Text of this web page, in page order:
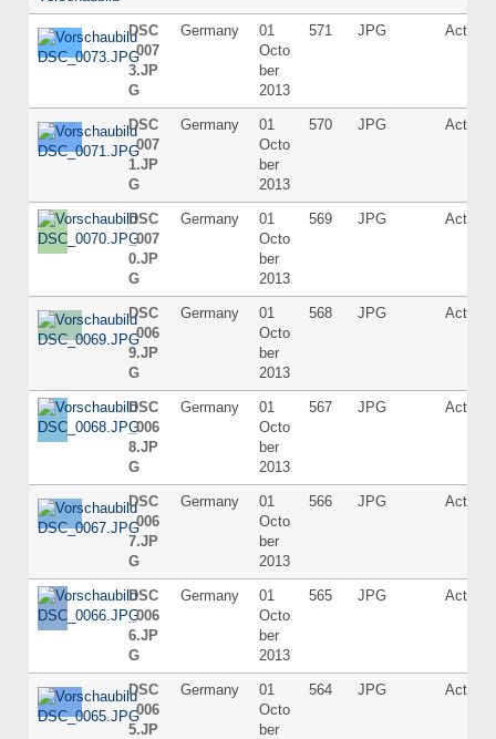
DSC
_007
3.JP
G
Germany
01
Octo
ber
2013
571 JPG Active
DSC
_007
1.JP
G
Germany
01
Octo
ber
2013
570 JPG Active
DSC
_007
0.JP
G
Germany
01
Octo
ber
2013
569 JPG Active
DSC
_006
9.JP
G
Germany
01
Octo
ber
2013
568 JPG Active
DSC
_006
8.JP
G
Germany
01
Octo
ber
2013
567 JPG Active
DSC
_006
7.JP
G
Germany
01
Octo
ber
2013
566 JPG Active
DSC
_006
6.JP
G
Germany
01
Octo
ber
2013
565 JPG Active
DSC
_006
5.JP
Germany
01
Octo
ber
564 JPG Active